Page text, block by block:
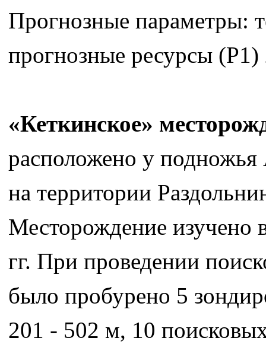
Прогнозные параметры:
прогнозные ресурсы
«Кеткинское»
расположено у подножья
на территории
Месторождение изучено
гг. При проведении
было пробурено 5
201 - 502 м, 10